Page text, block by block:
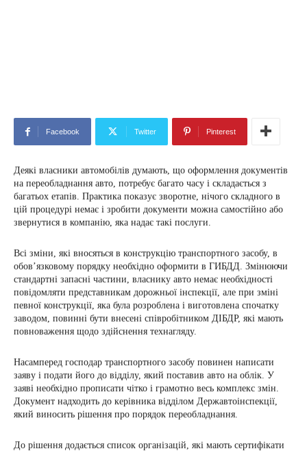
Facebook Twitter Pinterest
Деякі власники автомобілів думають, що оформлення документів
на переобладнання авто, потребує багато часу і складається з
багатьох етапів. Практика показує зворотне, нічого складного в
цій процедурі немає і зробити документи можна самостійно або
звернутися в компанію, яка надає такі послуги.
Всі зміни, які вносяться в конструкцію транспортного засобу, в
обов’язковому порядку необхідно оформити в ГИБДД. Змінюючи
стандартні запасні частини, власнику авто немає необхідності
повідомляти представникам дорожньої інспекції, але при зміні
певної конструкції, яка була розроблена і виготовлена ​​спочатку
заводом, повинні бути внесені співробітником ДІБДР, які мають
повноваження щодо здійснення технагляду.
Насамперед господар транспортного засобу повинен написати
заяву і подати його до відділу, який поставив авто на облік. У
заяві необхідно прописати чітко і грамотно весь комплекс змін.
Документ надходить до керівника відділом Державтоінспекції,
який виносить рішення про порядок переобладнання.
До рішення додається список організацій, які мають сертифікати